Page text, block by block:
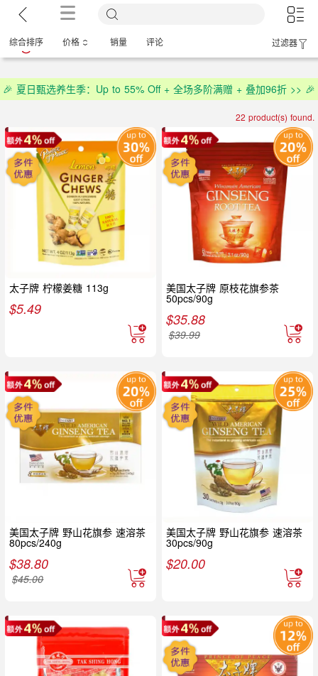
综合排序 价格 销量 评论 过滤器
🎉 夏日甄选养生季：Up to 55% Off + 全场多阶满赠 + 叠加96折 >> 🎉
22 product(s) found.
太子牌 柠檬姜糖 113g
$5.49
美国太子牌 原枝花旗参茶
50pcs/90g
$35.88
$39.99
美国太子牌 野山花旗参 速溶茶
80pcs/240g
$38.80
$45.00
美国太子牌 野山花旗参 速溶茶
30pcs/90g
$20.00